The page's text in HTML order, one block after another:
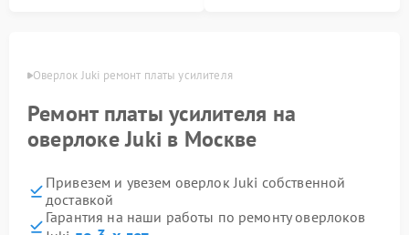
Оверлок Juki ремонт платы усилителя
Ремонт платы усилителя на
оверлоке Juki в Москве
Привезем и увезем оверлок Juki собственной
доставкой
Гарантия на наши работы по ремонту оверлоков